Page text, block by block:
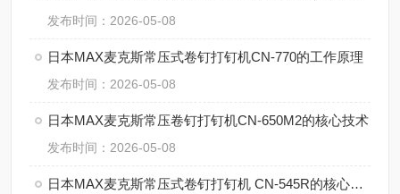
发布时间：2026-05-08
日本MAX麦克斯常压式卷钉打钉机CN-770的工作原理
发布时间：2026-05-08
日本MAX麦克斯常压卷钉打钉机CN-650M2的核心技术
发布时间：2026-05-08
日本MAX麦克斯常压式卷钉打钉机 CN-545R的核心参数